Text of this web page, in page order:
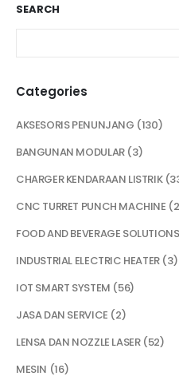
SEARCH
Categories
AKSESORIS PENUNJANG 130
BANGUNAN MODULAR 3
CHARGER KENDARAAN LISTRIK
CNC TURRET PUNCH MACHINE 2
FOOD AND BEVERAGE SOLUTIONS
INDUSTRIAL ELECTRIC HEATER 3
IOT SMART SYSTEM 56
JASA DAN SERVICE 2
LENSA DAN NOZZLE LASER 52
MESIN 16